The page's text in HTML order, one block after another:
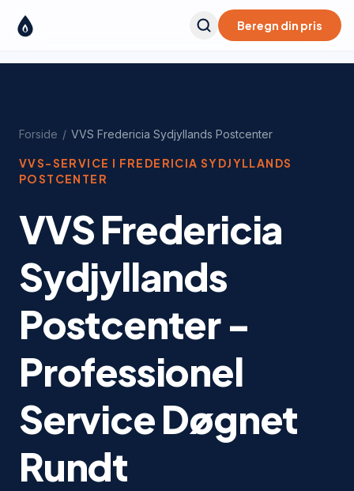
Beregn din pris
Forside / VVS Fredericia Sydjyllands Postcenter
VVS-SERVICE I FREDERICIA SYDJYLLANDS
POSTCENTER
VVS Fredericia
Sydjyllands
Postcenter -
Professionel
Service Døgnet
Rundt